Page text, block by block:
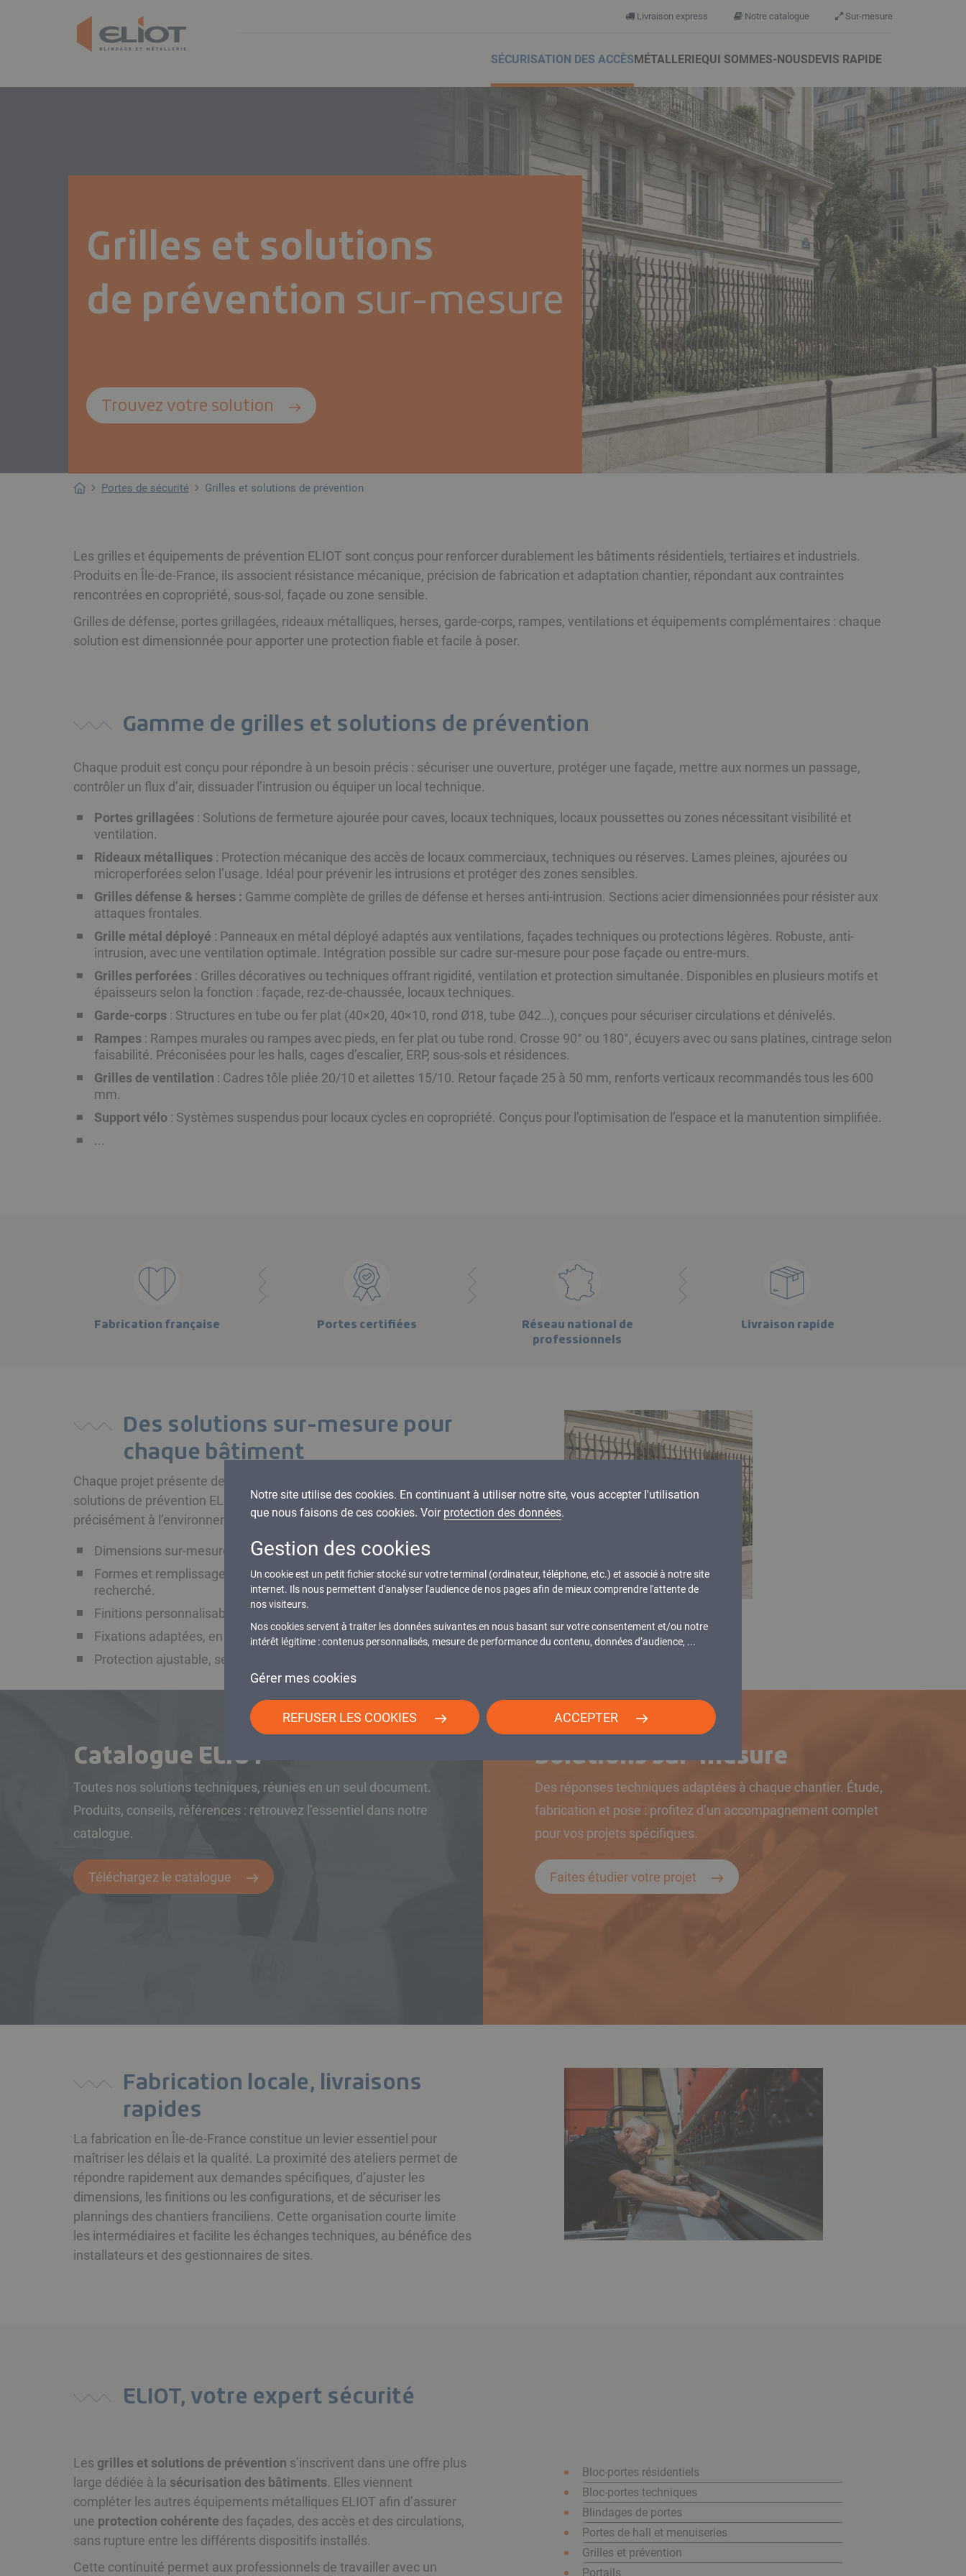
SÉCURISATION DES ACCÈSMÉTALLERIEQUI SOMMES-NOUSDEVIS RAPIDE
Livraison express Notre catalogue Sur-mesure
Grilles et solutions
de prévention sur-mesure
Trouvez votre solution
Portes de sécurité Grilles et solutions de prévention
Les grilles et équipements de prévention ELIOT sont conçus pour renforcer durablement les bâtiments résidentiels, tertiaires et industriels.
Produits en Île-de-France, ils associent résistance mécanique, précision de fabrication et adaptation chantier, répondant aux contraintes
rencontrées en copropriété, sous-sol, façade ou zone sensible.
Grilles de défense, portes grillagées, rideaux métalliques, herses, garde-corps, rampes, ventilations et équipements complémentaires : chaque
solution est dimensionnée pour apporter une protection fiable et facile à poser.
Gamme de grilles et solutions de prévention
Chaque produit est conçu pour répondre à un besoin précis : sécuriser une ouverture, protéger une façade, mettre aux normes un passage,
contrôler un flux d’air, dissuader l’intrusion ou équiper un local technique.
Portes grillagées: Solutions de fermeture ajourée pour caves, locaux techniques, locaux poussettes ou zones nécessitant visibilité et
ventilation.
Rideaux métalliques: Protection mécanique des accès de locaux commerciaux, techniques ou réserves. Lames pleines, ajourées ou
microperforées selon l’usage. Idéal pour prévenir les intrusions et protéger des zones sensibles.
Grilles défense & herses : Gamme complète de grilles de défense et herses anti-intrusion. Sections acier dimensionnées pour résister aux
attaques frontales.
Grille métal déployé : Panneaux en métal déployé adaptés aux ventilations, façades techniques ou protections légères. Robuste, anti-
intrusion, avec une ventilation optimale. Intégration possible sur cadre sur-mesure pour pose façade ou entre-murs.
Grilles perforées: Grilles décoratives ou techniques offrant rigidité, ventilation et protection simultanée. Disponibles en plusieurs motifs et
épaisseurs selon la fonction : façade, rez-de-chaussée, locaux techniques.
Garde-corps: Structures en tube ou fer plat (40×20, 40×10, rond Ø18, tube Ø42…), conçues pour sécuriser circulations et dénivelés.
Rampes: Rampes murales ou rampes avec pieds, en fer plat ou tube rond. Crosse 90° ou 180°, écuyers avec ou sans platines, cintrage selon
faisabilité. Préconisées pour les halls, cages d’escalier, ERP, sous-sols et résidences.
Grilles de ventilation : Cadres tôle pliée 20/10 et ailettes 15/10. Retour façade 25 à 50 mm, renforts verticaux recommandés tous les 600
mm.
Support vélo: Systèmes suspendus pour locaux cycles en copropriété. Conçus pour l’optimisation de l’espace et la manutention simplifiée.
...
Fabrication française Portes certifiées
Réseau national de
professionnels
Livraison rapide
Des solutions sur-mesure pour
chaque bâtiment
Chaque projet présente des contraintes propres. Les grilles et
solutions de prévention ELIOT sont configurées pour s’adapter
précisément à l’environnement et aux usages du bâtiment.
Dimensions sur-mesure, adaptées aux ouvertures existantes.
Formes et remplissages au choix, selon le niveau de protection
recherché.
Finitions personnalisables, pour une intégration cohérente.
Fixations adaptées, en rénovation comme en neuf.
Protection ajustable, selon l’exposition du site.
Catalogue ELIOT
Toutes nos solutions techniques, réunies en un seul document.
Produits, conseils, références : retrouvez l’essentiel dans notre
catalogue.
Téléchargez le catalogue
Solutions sur-mesure
Des réponses techniques adaptées à chaque chantier. Étude,
fabrication et pose : profitez d’un accompagnement complet
pour vos projets spécifiques.
Faites étudier votre projet
Fabrication locale, livraisons
rapides
La fabrication en Île-de-France constitue un levier essentiel pour
maîtriser les délais et la qualité. La proximité des ateliers permet de
répondre rapidement aux demandes spécifiques, d’ajuster les
dimensions, les finitions ou les configurations, et de sécuriser les
plannings des chantiers franciliens. Cette organisation courte limite
les intermédiaires et facilite les échanges techniques, au bénéfice des
installateurs et des gestionnaires de sites.
ELIOT, votre expert sécurité
Les grilles et solutions de prévention s’inscrivent dans une offre plus
large dédiée à la sécurisation des bâtiments. Elles viennent
compléter les autres équipements métalliques ELIOT afin d’assurer
une protection cohérente des façades, des accès et des circulations,
sans rupture entre les différents dispositifs installés.
Cette continuité permet aux professionnels de travailler avec un
Bloc-portes résidentiels
Bloc-portes techniques
Blindages de portes
Portes de hall et menuiseries
Grilles et prévention
Portails
Notre site utilise des cookies. En continuant à utiliser notre site, vous accepter l'utilisation
que nous faisons de ces cookies. Voir protection des données.
Gestion des cookies
Un cookie est un petit fichier stocké sur votre terminal (ordinateur, téléphone, etc.) et associé à notre site
internet. Ils nous permettent d'analyser l'audience de nos pages afin de mieux comprendre l'attente de
nos visiteurs.
Nos cookies servent à traiter les données suivantes en nous basant sur votre consentement et/ou notre
intérêt légitime : contenus personnalisés, mesure de performance du contenu, données d’audience, ...
Gérer mes cookies
REFUSER LES COOKIES ACCEPTER